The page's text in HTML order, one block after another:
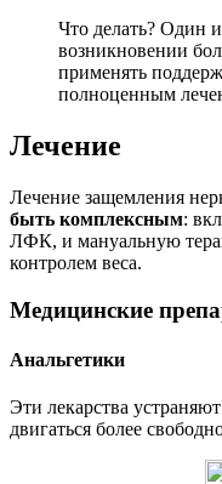
Что делать? Один
возникновении
применять
полноценным
Лечение
Лечение защемления
быть комплексным:
ЛФК, и мануальную
контролем веса.
Медицинские
Анальгетики
Эти лекарства
двигаться более